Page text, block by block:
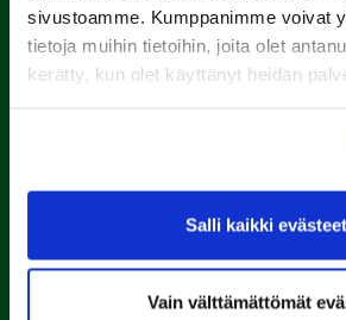
sivustoamme. Kumppanimme voivat
tietoja muihin tietoihin, joita olet
kerätty, kun olet käyttänyt heidän
Salli kaikki evästeet
Vain välttämättömät
050 574 4975